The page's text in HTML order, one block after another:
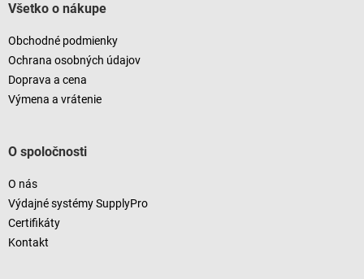
Všetko o nákupe
Obchodné podmienky
Ochrana osobných údajov
Doprava a cena
Výmena a vrátenie
O spoločnosti
O nás
Výdajné systémy SupplyPro
Certifikáty
Kontakt